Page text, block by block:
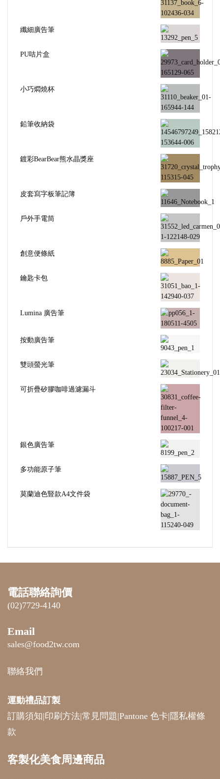
纖細廣告筆
PU咭片盒
小巧燜燒杯
鉛筆收納袋
鍍彩BearBear熊水晶獎座
皮套寫字板筆記簿
戶外手電筒
創意便條紙
鑰匙卡包
Lumina 廣告筆
按動廣告筆
雙頭螢光筆
可折疊矽膠咖啡過濾漏斗
銀色廣告筆
多功能原子筆
莫蘭迪色豎款A4文件袋
電話聯絡詢價
(02)7729-4140
Email
sales@food2tw.com
聯絡我們
運動禮品訂製
訂購須知|印刷方法|常見問題|Pantone 色卡| 隱私權條
款
客製化美食周邊商品